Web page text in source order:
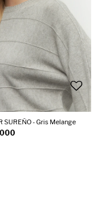
SUREÑO - Gris Melange